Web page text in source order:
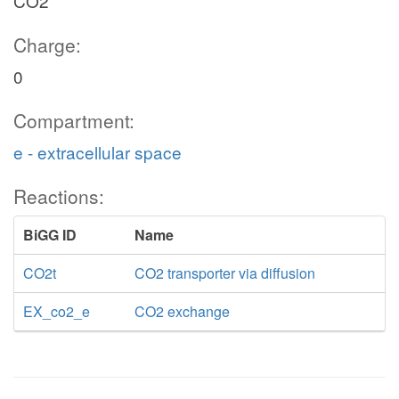
Charge:
0
Compartment:
e - extracellular space
Reactions:
BiGG ID
Name
CO2t
CO2 transporter via diffusion
EX_co2_e
CO2 exchange
ICDHxm
akg_m
nadh_m